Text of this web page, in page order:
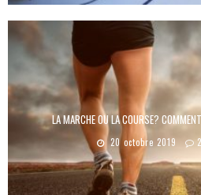
LA MARCHE OU LA COURSE?
20 octobre 2019 2